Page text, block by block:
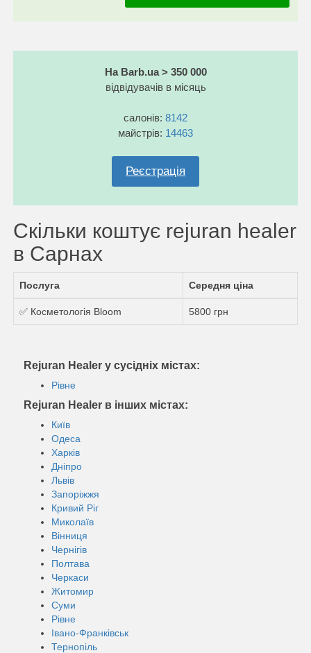
На Barb.ua > 350 000
відвідувачів в місяць
салонів: 8142
майстрів: 14463
Реєстрація
Скільки коштує rejuran healer
в Сарнах
Послуга Середня ціна
✅ Косметологія Bloom 5800 грн
Rejuran Healer у сусідніх містах:
Рівне
Rejuran Healer в інших містах:
Київ
Одеса
Харків
Дніпро
Львів
Запоріжжя
Кривий Ріг
Миколаїв
Вінниця
Чернігів
Полтава
Черкаси
Житомир
Суми
Рівне
Івано-Франківськ
Тернопіль